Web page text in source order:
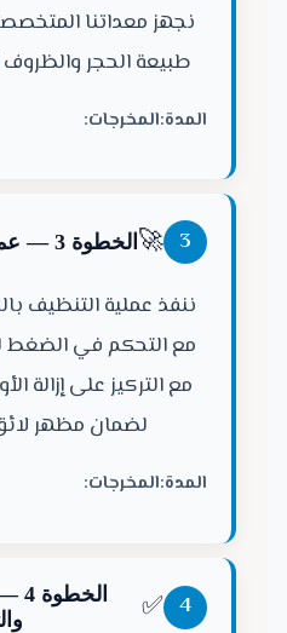
نجهز معداتنا
طبيعة الحجر
المدة:المخرجات:
3
🚀 الخطوة 3 — عملية التنظيف الدقيقة
ننفذ عملية التنظيف
مع التحكم في الضغط
مع التركيز على إزالة
لضمان مظهر
المدة:المخرجات:
4
✅